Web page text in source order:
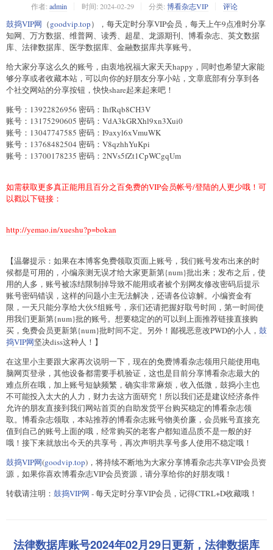
作者: admin 时间: 2024-02-29 分类: 博看杂志VIP 评论
鼓捣VIP网 （goodvip.top），每天定时分享VIP会员，每天上午9点准时分享
知网、万方数据、维普网、读秀、超星、龙源期刊、博看杂志、英文数据
库、法律数据库、医学数据库、金融数据库共享账号。
给大家分享这么久的账号，由衷地祝福大家天天happy，同时也希望大家能
够分享或者收藏本站，可以向你的好朋友分享小站，文章底部有分享到各
个社交网站的分享按钮，快快share起来起来吧！
账号：13922826956 密码：IhfRqb8CH3V
账号：13175290605 密码：VdA3kGRXhl9xn3Xui0
账号：13047747585 密码：I9axyl6xVmuWK
账号：13768482504 密码：V8qzhhYuKpi
账号：13700178235 密码：2NVs5fZt1CpWCgqUm
如需获取更多真正能用且百分之百免费的VIP会员帐号/登陆的人更少哦！可
以戳以下链接：
http://yemao.in/xueshu?p=bokan
【温馨提示：如果在本博客免费领取页面上账号，我们账号发布出来的时
候都是可用的，小编亲测无误才给大家更新第{num}批出来；发布之后，使
用的人多，账号被冻结限制掉导致不能用或者被个别网友修改密码后提示
账号密码错误，这样的问题小主无法解决，还请各位谅解。小编资金有
限，一天只能分享给大伙5组账号，亲们还请把握好取号时间，第一时间使
用我们更新第{num}批的账号。想要稳定的的可以到上面推荐链接直接购
买，免费会员更新第{num}批时间不定。另外！鄙视恶意改PWD的小人， 鼓
捣VIP网坚决diss这种人！】
在这里小主要跟大家再次说明一下，现在的免费博看杂志领用只能使用电
脑网页登录，其他设备都需要手机验证，这也是目前分享博看杂志最大的
难点所在哦，加上账号短缺频繁，确实非常麻烦，收入低微，鼓捣小主也
不可能投入太大的人力，财力去这方面研究！所以我们还是建议经济条件
允许的朋友直接到我们网站首页的自助发货平台购买稳定的博看杂志领
取。博看杂志领取，本站推荐的博看杂志账号物美价廉，会员账号直接充
值到自己的账号上面的哦，经常购买的老客户都知道品质不是一般的好
哦！接下来就放出今天的共享号，再次声明共享号多人使用不稳定哦！
鼓捣VIP网(goodvip.top)，将持续不断地为大家分享博看杂志共享VIP会员资
源，如果你喜欢博看杂志VIP会员资源，请分享给你的好朋友哦！
转载请注明： 鼓捣VIP网 - 每天定时分享VIP会员，记得CTRL+D收藏哦！
法律数据库账号2024年02月29日更新，法律数据库